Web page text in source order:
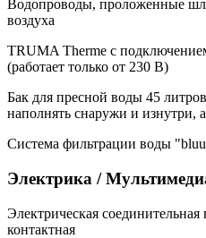
Водопроводы, проложенные
воздуха
TRUMA Therme с
(работает только от 230 В)
Бак для пресной воды 45
наполнять снаружи и изнутри,
Система фильтрации воды
Электрика /
Электрическая соединительная
контактная